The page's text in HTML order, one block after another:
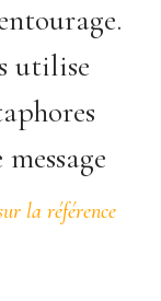
utilise
la référence